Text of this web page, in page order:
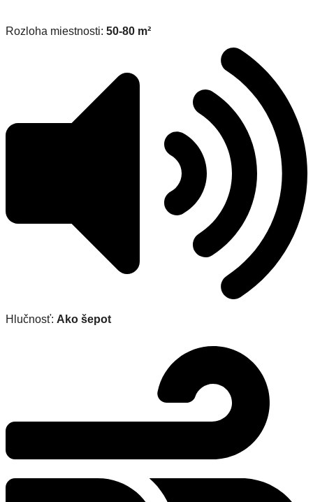
Rozloha miestnosti: 50-80 m²
Hlučnosť: Ako šepot